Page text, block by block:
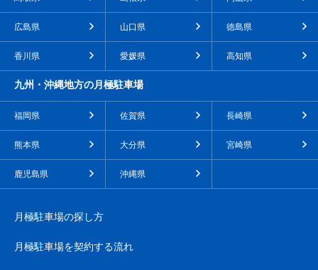
広島県 山口県 徳島県
香川県 愛媛県 高知県
九州・沖縄地方の月極駐車場
福岡県 佐賀県 長崎県
熊本県 大分県 宮崎県
鹿児島県 沖縄県
月極駐車場の探し方
月極駐車場を契約する流れ